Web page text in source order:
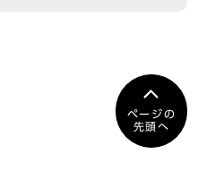
ページの
先頭へ